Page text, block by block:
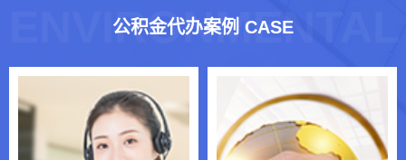
ENVIRONMENTAL
公积金代办案例 CASE